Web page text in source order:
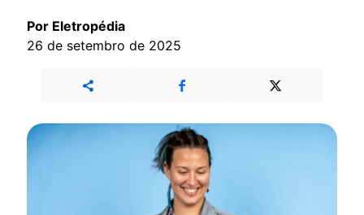
Por Eletropédia
26 de setembro de 2025